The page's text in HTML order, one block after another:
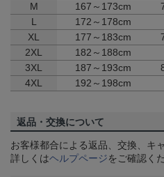
M
167～173cm
L
172～178cm
XL
177～183cm
2XL
182～188cm
3XL
187～193cm
4XL
192～198cm
返品・交換について
お客様都合による返品、交換、キ
詳しくはヘルプページをご確認く